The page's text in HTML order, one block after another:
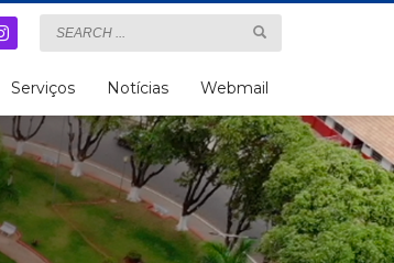
Serviços Notícias Webmail